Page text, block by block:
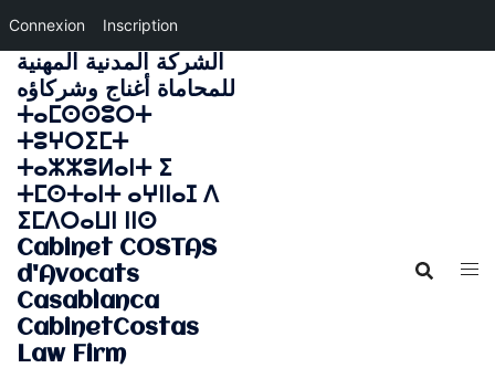
Connexion Inscription
Aller
au
contenu
الشركة المدنية المهنية
للمحاماة أغناج وشركاؤه
ⵜⴰⵎⵙⵙⵓⵔⵜ
ⵜⵓⵖⵔⵉⵎⵜ
ⵜⴰⵣⵣⵓⵍⴰⵏⵜ ⵉ
ⵜⵎⵙⵜⴰⵏⵜ ⴰⵖⵏⵏⴰⵊ ⴷ
ⵉⵎⴷⵔⴰⵡⵏ ⵏⵏⵙ
Cabinet COSTAS
d'Avocats
Casablanca
CabinetCostas
Law Firm